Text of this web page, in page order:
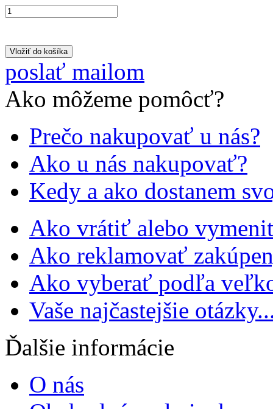
poslať mailom
Ako môžeme pomôcť?
Prečo nakupovať u nás?
Ako u nás nakupovať?
Kedy a ako dostanem
Ako vrátiť alebo
Ako reklamovať
Ako vyberať podľa
Vaše najčastejšie
Ďalšie informácie
O nás